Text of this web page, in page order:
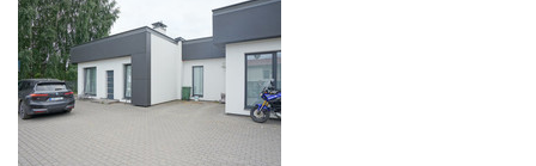
Услуги
Kонтакты